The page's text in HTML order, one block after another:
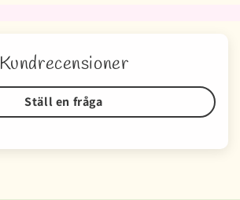
Kundrecensioner
Ställ en fråga